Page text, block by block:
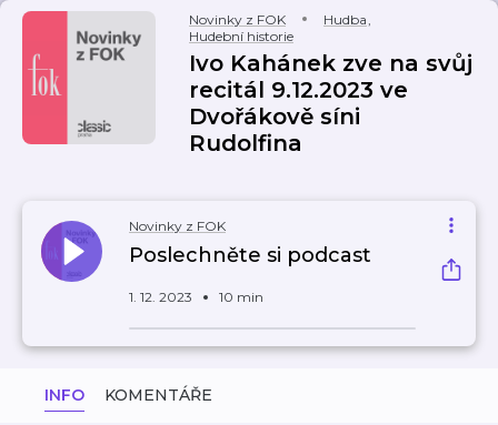
Novinky z FOK Hudba,
Hudební historie
Ivo Kahánek zve na svůj
recitál 9.12.2023 ve
Dvořákově síni
Rudolfina
Novinky z FOK
Poslechněte si podcast
1. 12. 2023 10 min
INFO KOMENTÁŘE